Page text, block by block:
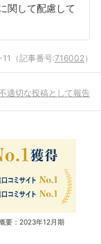
関して配慮して
（記事番号:716002）
適切な投稿として報告
要：2023年12月期